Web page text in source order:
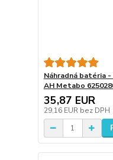
Náhradná batéria
AH Metabo
35,87 EUR
29,16 EUR bez DPH